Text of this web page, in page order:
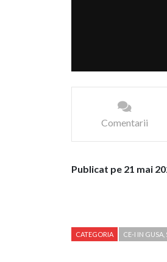
Comentarii
Publicat pe 21 mai
CATEGORIA CE-I IN GUSA,